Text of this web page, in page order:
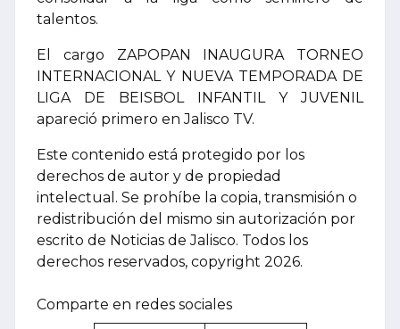
talentos.
El cargo ZAPOPAN INAUGURA TORNEO
INTERNACIONAL Y NUEVA TEMPORADA DE
LIGA DE BEISBOL INFANTIL Y JUVENIL
apareció primero en Jalisco TV.
Este contenido está protegido por los
derechos de autor y de propiedad
intelectual. Se prohíbe la copia, transmisión o
redistribución del mismo sin autorización por
escrito de Noticias de Jalisco. Todos los
derechos reservados, copyright 2026.
Comparte en redes sociales